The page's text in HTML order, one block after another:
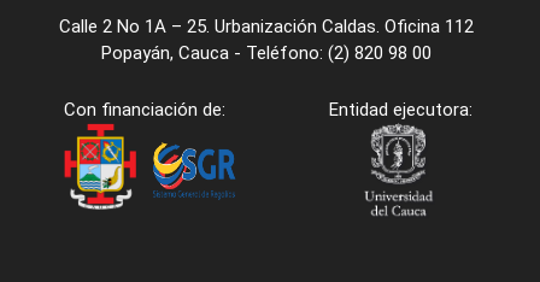
Calle 2 No 1A – 25. Urbanización Caldas. Oficina 112
Popayán, Cauca - Teléfono: (2) 820 98 00
Con financiación de: Entidad ejecutora: